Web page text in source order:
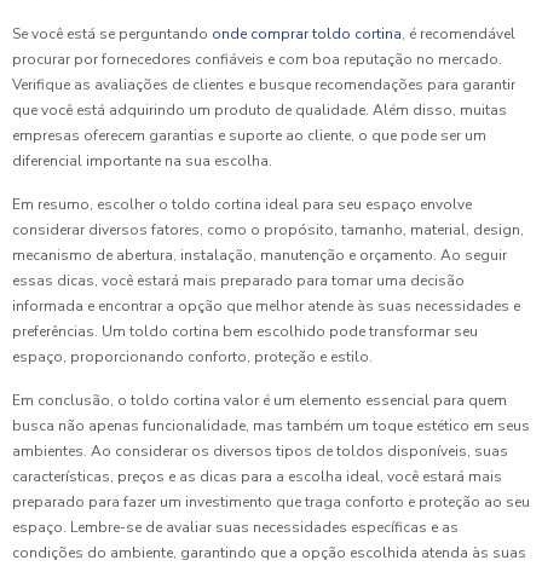
Se você está se perguntando onde comprar toldo cortina, é recomendável
procurar por fornecedores confiáveis e com boa reputação no mercado.
Verifique as avaliações de clientes e busque recomendações para garantir
que você está adquirindo um produto de qualidade. Além disso, muitas
empresas oferecem garantias e suporte ao cliente, o que pode ser um
diferencial importante na sua escolha.
Em resumo, escolher o toldo cortina ideal para seu espaço envolve
considerar diversos fatores, como o propósito, tamanho, material, design,
mecanismo de abertura, instalação, manutenção e orçamento. Ao seguir
essas dicas, você estará mais preparado para tomar uma decisão
informada e encontrar a opção que melhor atende às suas necessidades e
preferências. Um toldo cortina bem escolhido pode transformar seu
espaço, proporcionando conforto, proteção e estilo.
Em conclusão, o toldo cortina valor é um elemento essencial para quem
busca não apenas funcionalidade, mas também um toque estético em seus
ambientes. Ao considerar os diversos tipos de toldos disponíveis, suas
características, preços e as dicas para a escolha ideal, você estará mais
preparado para fazer um investimento que traga conforto e proteção ao seu
espaço. Lembre-se de avaliar suas necessidades específicas e as
condições do ambiente, garantindo que a opção escolhida atenda às suas